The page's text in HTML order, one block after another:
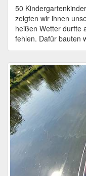
50
zeigten wir ihnen
heißen Wetter durfte
fehlen. Dafür bauten